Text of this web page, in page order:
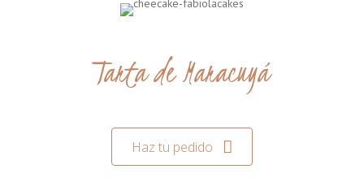
Tarta de Maracuyá
Haz tu pedido